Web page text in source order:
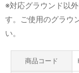
※対応グラウンド以
す。ご使用のグラウ
い。
商品コード